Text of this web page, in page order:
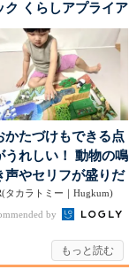
ク くらしアプライア
ス社が挑んだVo...
かたづけもできる点
うれしい！ 動物の鳴
声やセリフが盛りだ
さんの「アニア ...
タカラトミー｜Hugkum)
by